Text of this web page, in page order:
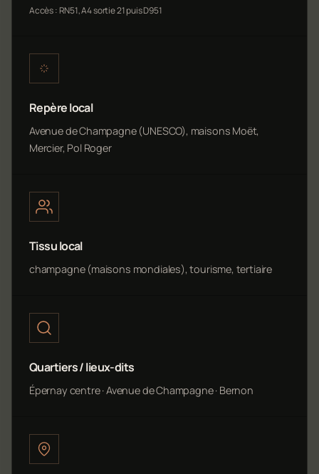
Accès : RN51, A4 sortie 21 puis D951
Repère local
Avenue de Champagne (UNESCO), maisons Moët,
Mercier, Pol Roger
Tissu local
champagne (maisons mondiales), tourisme, tertiaire
Quartiers / lieux-dits
Épernay centre · Avenue de Champagne · Bernon